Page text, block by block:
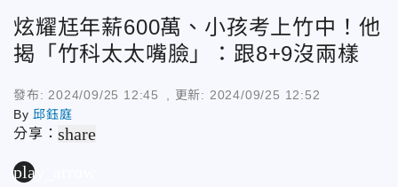
炫耀尪年薪600萬、小孩考上竹中！他
揭「竹科太太嘴臉」：跟8+9沒兩樣
發布: 2024/09/25 12:45 , 更新: 2024/09/25 12:52
By 邱鈺庭
分享：share
play_arrow